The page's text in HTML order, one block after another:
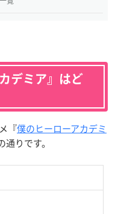
デミア』はど
『僕のヒーローアカデミ
りです。